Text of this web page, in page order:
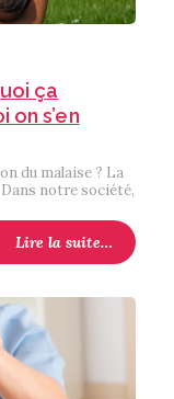
ça
s’en
du malaise ? La
notre société,
Lire la suite…